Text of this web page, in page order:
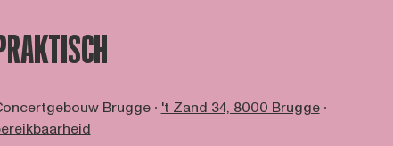
PRAKTISCH
Brugge ∙ 't Zand 34, 8000 Brugge∙